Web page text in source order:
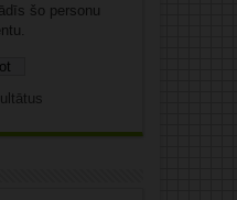
šo personu